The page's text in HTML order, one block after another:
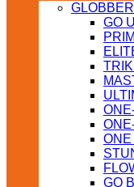
GLOBBER
GO
ONE
GO